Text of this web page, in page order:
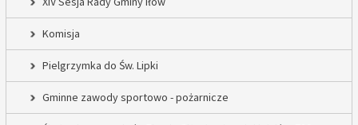
Komisja
Pielgrzymka do Św. Lipki
Gminne zawody sportowo - pożarnicze